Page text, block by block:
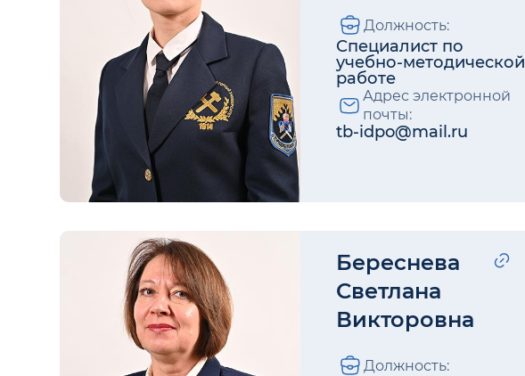
Должность:
Специалист по
учебно-методической
работе
Адрес электронной
почты:
tb-idpo@mail.ru
Береснева
Светлана
Викторовна
Должность: